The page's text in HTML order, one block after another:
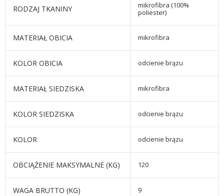
RODZAJ TKANINY
mikrofibra (100%
poliester)
MATERIAŁ OBICIA mikrofibra
KOLOR OBICIA odcienie brązu
MATERIAŁ SIEDZISKA mikrofibra
KOLOR SIEDZISKA odcienie brązu
KOLOR odcienie brązu
OBCIĄŻENIE MAKSYMALNE (KG) 120
WAGA BRUTTO (KG) 9